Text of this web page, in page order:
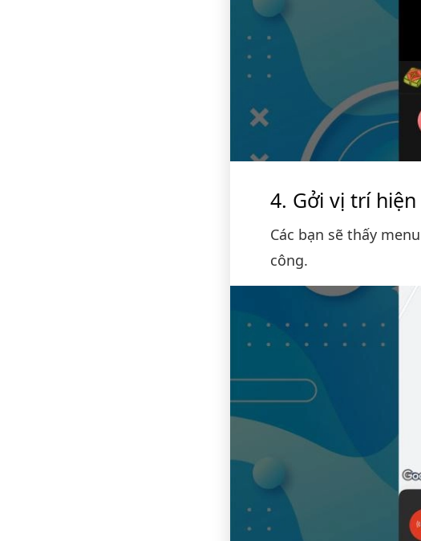
Gởi vị trí
Các bạn sẽ thấy menu
công.